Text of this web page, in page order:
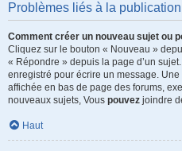
Problèmes liés à la
Comment créer un nouveau sujet ou
Cliquez sur le bouton « Nouveau »
« Répondre » depuis la page d’un
enregistré pour écrire un message.
affichée en bas de page des forums,
nouveaux sujets, Vous pouvez joindre
Haut